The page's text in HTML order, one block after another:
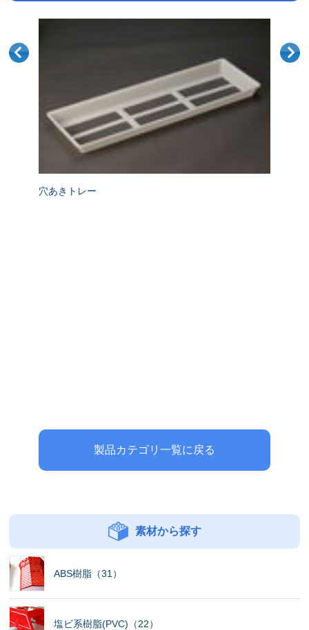
穴あきトレー
製品カテゴリ一覧に戻る
素材から探す
ABS樹脂（31）
塩ビ系樹脂(PVC)（22）